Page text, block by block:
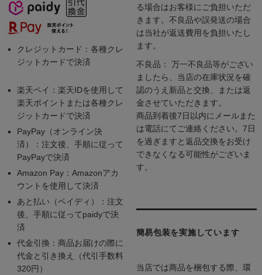
クレジットカード：各種クレ
ジットカードで決済
楽天ペイ：楽天IDを使用して
楽天ポイントまたは各種クレ
ジットカードで決済
PayPay（オンライン決
済）：注文後、手順に従って
PayPayで決済
Amazon Pay：Amazonアカ
ウントを使用して決済
あと払い（ペイディ）：注文
後、手順に従ってpaidyで決
済
代金引換：商品お届けの際に
代金と引き換え（代引手数料
320円）
る場合はお客様にご負担いただ
きます。不良品や誤発送の場合
は当社が返送費用を負担いたし
ます。
不良品： 万一不良品等がござい
ましたら、当店の在庫状況を確
認のうえ新品と交換、または返
金させていただきます。
商品到着後7日以内にメールまた
は電話にてご連絡ください。7日
を過ぎますと返品交換をお受け
できなくなる可能性がございま
す。
簡易包装を実施しています
当店では商品を梱包する際、環